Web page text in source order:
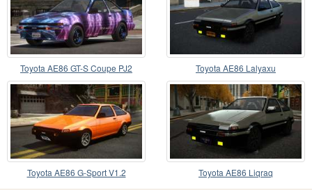
Toyota AE86 GT-S Coupe PJ2 Toyota AE86 Lalyaxu
Toyota AE86 G-Sport V1.2 Toyota AE86 Liqraq